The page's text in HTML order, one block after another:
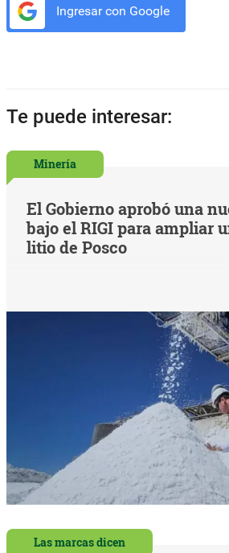
Ingresar con Google
Te puede interesar:
Minería
El Gobierno aprobó una
bajo el RIGI para ampliar
litio de Posco
Las marcas dicen